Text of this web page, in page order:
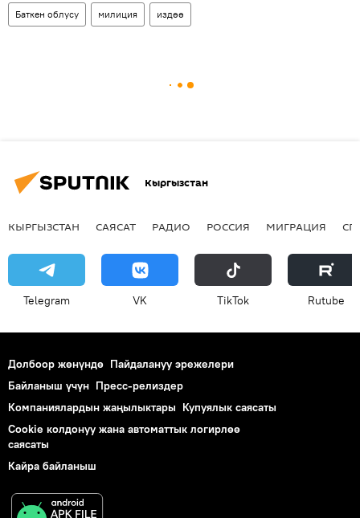
Баткен облусу милиция издөө
Кыргызстан
КЫРГЫЗСТАН САЯСАТ РАДИО РОССИЯ МИГРАЦИЯ
Telegram VK ТikТоk Rutube
Долбоор жөнүндө Пайдалануу эрежелери
Байланыш үчүн Пресс-релиздер
Компаниялардын жаңылыктары Купуялык саясаты
Cookie колдонуу жана автоматтык логирлөө
саясаты
Кайра байланыш